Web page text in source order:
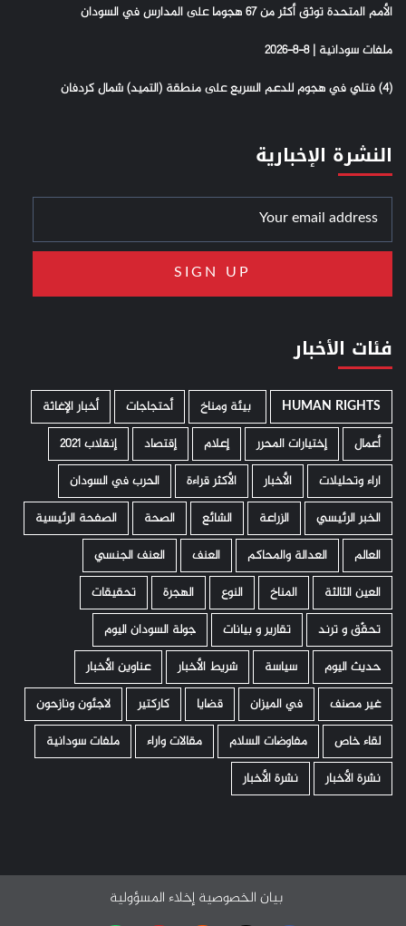
الأمم المتحدة توثق أكثر من 67 هجوما على المدارس في السودان
ملفات سودانية | 8-8-2026
(4) فتلي في هجوم للدعم السريع على منطقة (التميد) شمال كردفان
النشرة الإخبارية
فئات الأخبار
HUMAN RIGHTS ­ بيئة ومناخ أحتجاجات
أخبار الإغاثة
أعمال
إختيارات المحرر إعلام إقتصاد
إنقلاب 2021
اراء وتحليلات
الأخبار الأكثر قراءة
الحرب في السودان
الخبر الرئيسي
الزراعة الشائع الصحة
الصفحة الرئيسية
العالم
العدالة والمحاكم العنف
العنف الجنسي
العين الثالثة
المناخ النوع الهجرة
تحقيقات
تحقّق و ترند
تقارير و بيانات
جولة السودان اليوم
حديث اليوم
سياسة شريط الأخبار
عناوين الأخبار
غير مصنف
في الميزان قضايا كاركتير
لاجئون ونازحون
لقاء خاص
مفاوضات السلام مقالات واراء
ملفات سودانية
نشرة الأخبار
نشرة الأخبار
بيان الخصوصية إخلاء المسؤولية